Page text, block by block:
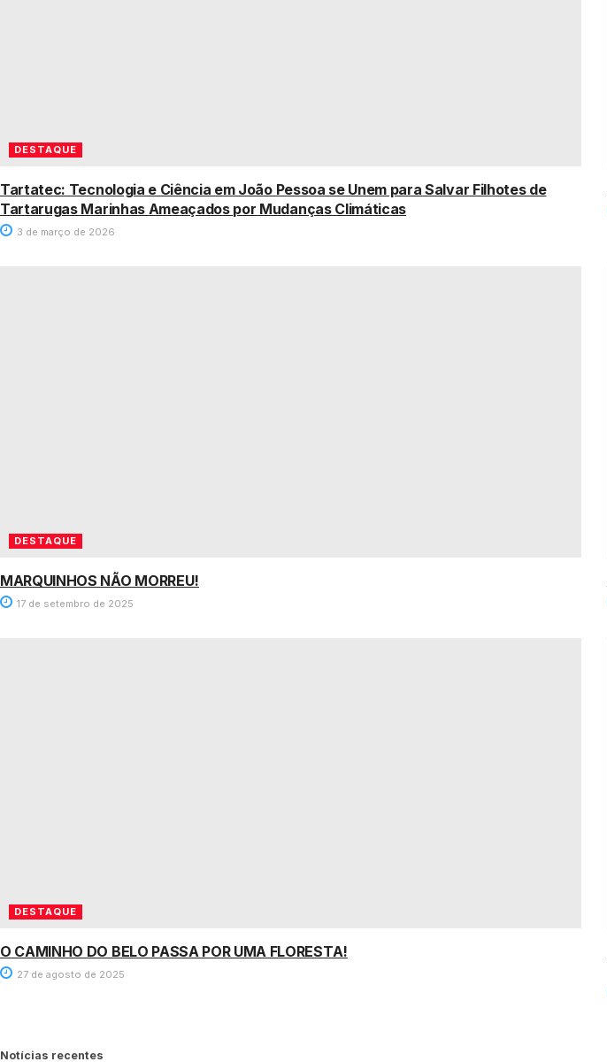
DESTAQUE
Tartatec: Tecnologia e Ciência em João Pessoa se Unem para Salvar Filhotes de
Tartarugas Marinhas Ameaçados por Mudanças Climáticas
3 de março de 2026
DESTAQUE
MARQUINHOS NÃO MORREU!
17 de setembro de 2025
DESTAQUE
O CAMINHO DO BELO PASSA POR UMA FLORESTA!
27 de agosto de 2025
Notícias recentes